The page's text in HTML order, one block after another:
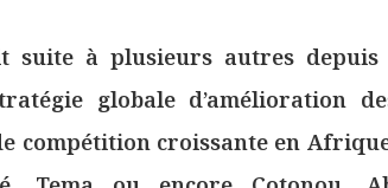
suite à plusieurs autres
globale d’amélioration
compétition croissante en Afrique